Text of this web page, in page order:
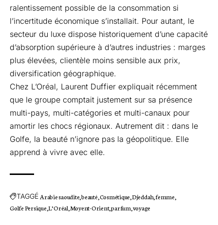
ralentissement possible de la consommation si
l’incertitude économique s’installait. Pour autant, le
secteur du luxe dispose historiquement d’une capacité
d’absorption supérieure à d’autres industries : marges
plus élevées, clientèle moins sensible aux prix,
diversification géographique.
Chez L’Oréal, Laurent Duffier expliquait récemment
que le groupe comptait justement sur sa présence
multi-pays, multi-catégories et multi-canaux pour
amortir les chocs régionaux. Autrement dit : dans le
Golfe, la beauté n’ignore pas la géopolitique. Elle
apprend à vivre avec elle.
TAGGÉ Arabie saoudite beauté Cosmétique Djeddah femme
Golfe Persique L’Oréal Moyent-Orient parfum voyage